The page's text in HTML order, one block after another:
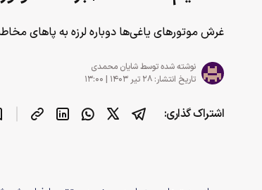
غرش‌ موتور‌های یاغی‌ها دوباره لرزه به پاهای
نوشته شده توسطشایان محمدی
تاریخ انتشار: ۲۸ تیر ۱۴۰۳ | ۱۳:۰۰
اشتراک گذاری: